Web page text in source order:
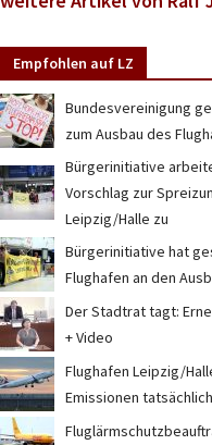
Empfohlen auf LZ
Bundesvereinigung
zum Ausbau des
Bürgerinitiative
Vorschlag zur
Leipzig/Halle zu
Bürgerinitiative hat
Flughafen an den
Der Stadtrat tagt:
+ Video
Flughafen Leipzig/
Emissionen